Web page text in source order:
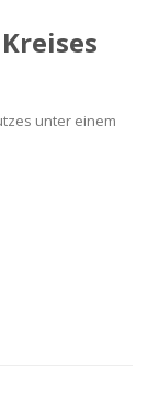
unter einem